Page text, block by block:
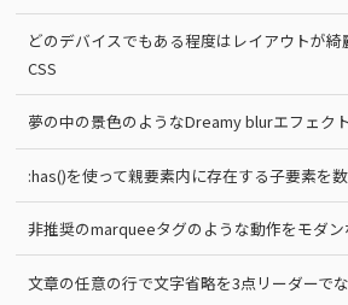
どのデバイスでもある程度はレイアウトが
CSS
夢の中の景色のようなDreamy blurエフェク
:has()を使って親要素内に存在する子要素を
非推奨のmarqueeタグのような動作をモダン
文章の任意の行で文字省略を3点リーダーで